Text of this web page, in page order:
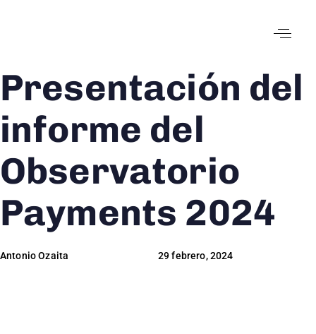
Presentación del
informe del
Observatorio
Payments 2024
Author
Antonio Ozaita
Published
29 febrero, 2024
Published